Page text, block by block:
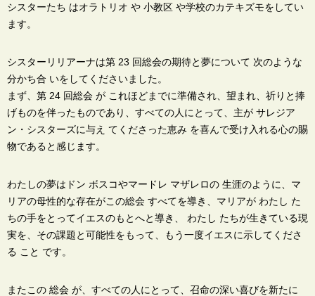
シスターたち はオラトリオ や 小教区 や学校のカテキズモをしてい
ます。
シスターリリアーナは第 23 回総会の期待と夢について 次のような
分かち合 いをしてくださいました。
まず、第 24 回総会 が これほどまでに準備され、望まれ、祈りと捧
げものを伴ったものであり、すべての人にとって、主が サレジア
ン・シスターズに与え てくださった恵み を喜んで受け入れる心の賜
物であると感じます。
わたしの夢はドン ボスコやマードレ マザレロの 生涯のように、マ
リアの母性的な存在がこの総会 すべてを導き、マリアが わたし た
ちの手をとってイエスのもとへと導き、 わたし たちが生きている現
実を、その課題と可能性をもって、もう一度イエスに示してくださ
る こと です。
またこの 総会 が、すべての人にとって、召命の深い喜びを新たに